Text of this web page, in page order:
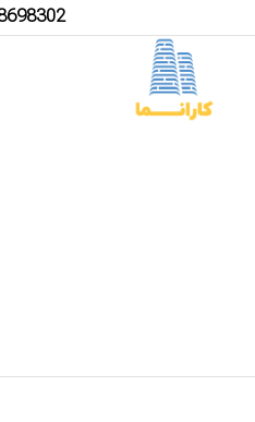
پنجره
شهرک